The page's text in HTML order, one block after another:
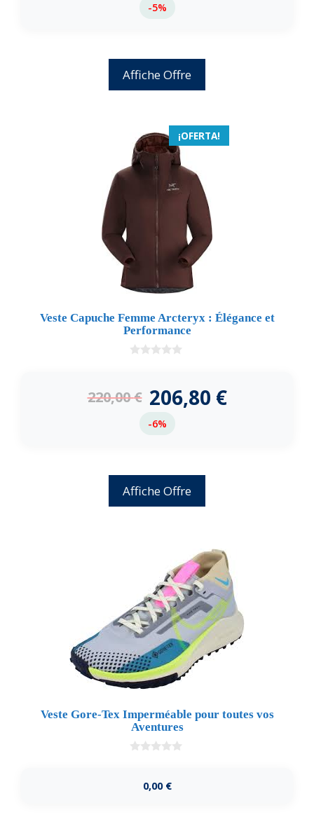
-5%
Affiche Offre
¡OFERTA!
Veste Capuche Femme Arcteryx : Élégance et
Performance
5
220,00€ 206,80 €
-6%
Affiche Offre
Veste Gore-Tex Imperméable pour toutes vos
Aventures
0,00 €